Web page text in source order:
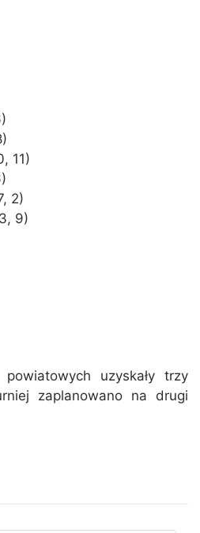
11)
2)
9)
uzyskały trzy
zaplanowano na drugi